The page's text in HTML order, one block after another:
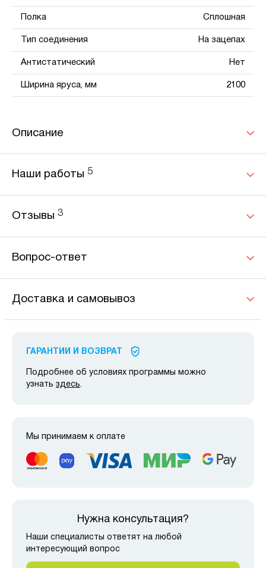
Полка Сплошная
Тип соединения На зацепах
Антистатический Нет
Ширина яруса, мм 2100
Описание
Наши работы 5
Отзывы 3
Вопрос-ответ
Доставка и самовывоз
ГАРАНТИИ И ВОЗВРАТ
Подробнее об условиях программы можно
узнать здесь.
Мы принимаем к оплате
Нужна консультация?
Наши специалисты ответят на любой
интересующий вопрос